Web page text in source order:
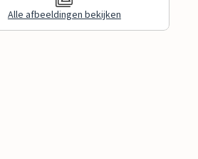
Alle afbeeldingen bekijken